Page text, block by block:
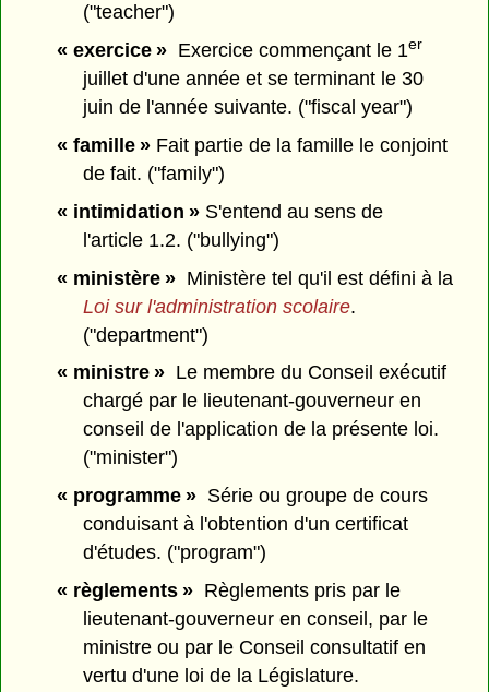
("teacher")
« exercice »Exercice commençant le 1er
juillet d'une année et se terminant le 30
juin de l'année suivante. ("fiscal year")
« famille »Fait partie de la famille le conjoint
de fait. ("family")
« intimidation »S'entend au sens de
l'article 1.2. ("bullying")
« ministère »Ministère tel qu'il est défini à la
Loi sur l'administration scolaire.
("department")
« ministre »Le membre du Conseil exécutif
chargé par le lieutenant-gouverneur en
conseil de l'application de la présente loi.
("minister")
« programme »Série ou groupe de cours
conduisant à l'obtention d'un certificat
d'études. ("program")
« règlements »Règlements pris par le
lieutenant-gouverneur en conseil, par le
ministre ou par le Conseil consultatif en
vertu d'une loi de la Législature.